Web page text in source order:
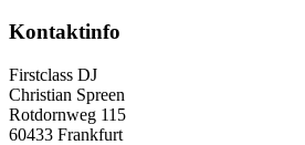
Kontaktinfo
Firstclass DJ
Christian Spreen
Rotdornweg 115
60433 Frankfurt